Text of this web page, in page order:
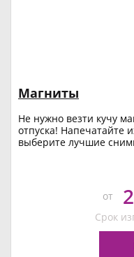
Магниты
Не нужно везти кучу
отпуска! Напечатайте
выберите лучшие
от
Срок